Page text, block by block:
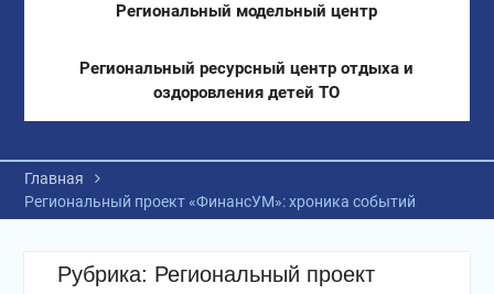
Региональный модельный центр
Региональный ресурсный центр отдыха и
оздоровления детей ТО
Главная
Региональный проект «ФинансУМ»: хроника событий
Рубрика: Региональный проект